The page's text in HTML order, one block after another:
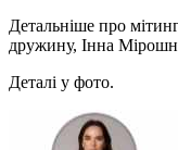
Детальніше про
дружину, Інна
Деталі у фото.